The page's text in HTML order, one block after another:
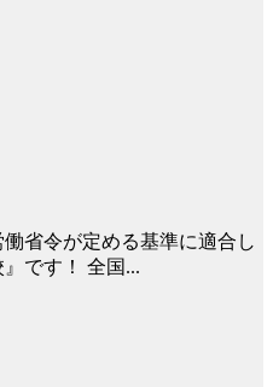
省令が定める基準に適合し
です！ 全国...